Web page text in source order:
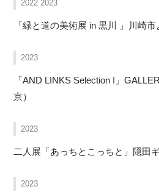
2022 2023
「緑と道の美術展 in 黒川 」川崎
2023
「AND LINKS Selection I」
京）
2023
二人展「あっちとこっちと」隠田
2023